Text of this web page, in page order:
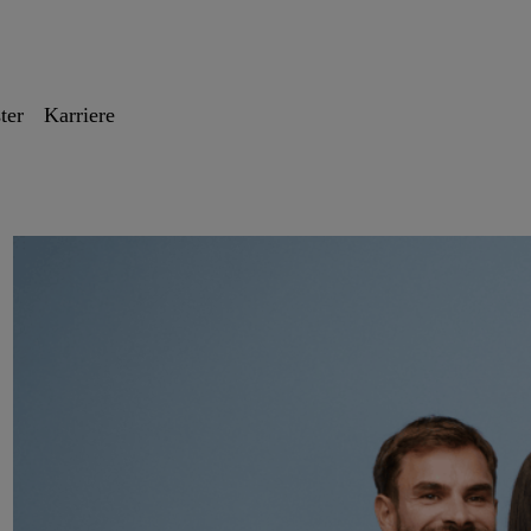
Karriere